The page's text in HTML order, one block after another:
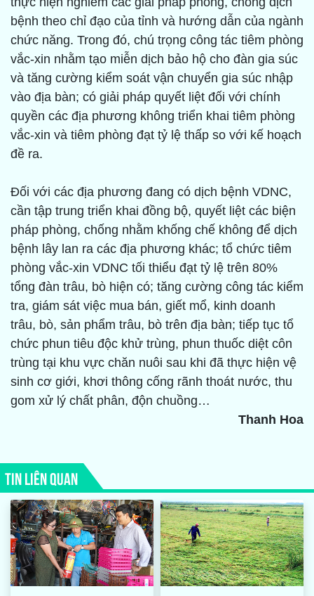
bệnh theo chỉ đạo của tỉnh và hướng dẫn của ngành
chức năng. Trong đó, chú trọng công tác tiêm phòng
vắc-xin nhằm tạo miễn dịch bảo hộ cho đàn gia súc
và tăng cường kiểm soát vận chuyển gia súc nhập
vào địa bàn; có giải pháp quyết liệt đối với chính
quyền các địa phương không triển khai tiêm phòng
vắc-xin và tiêm phòng đạt tỷ lệ thấp so với kế hoạch
đề ra.
Đối với các địa phương đang có dịch bệnh VDNC,
cần tập trung triển khai đồng bộ, quyết liệt các biện
pháp phòng, chống nhằm khống chế không để dịch
bệnh lây lan ra các địa phương khác; tổ chức tiêm
phòng vắc-xin VDNC tối thiểu đạt tỷ lệ trên 80%
tổng đàn trâu, bò hiện có; tăng cường công tác kiểm
tra, giám sát việc mua bán, giết mổ, kinh doanh
trâu, bò, sản phẩm trâu, bò trên địa bàn; tiếp tục tổ
chức phun tiêu độc khử trùng, phun thuốc diệt côn
trùng tại khu vực chăn nuôi sau khi đã thực hiện vệ
sinh cơ giới, khơi thông cống rãnh thoát nước, thu
gom xử lý chất phân, độn chuồng…
Thanh Hoa
TIN LIÊN QUAN